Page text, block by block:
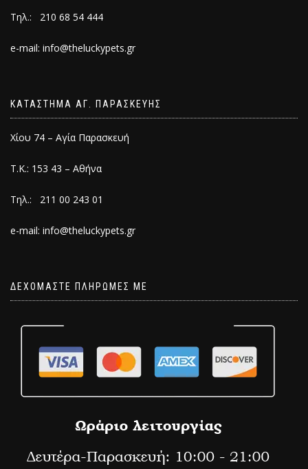
Τηλ.: 210 68 54 444
e-mail: info@theluckypets.gr
ΚΑΤΑΣΤΗΜΑ ΑΓ. ΠΑΡΑΣΚΕΥΗΣ
Χίου 74 – Αγία Παρασκευή
Τ.Κ.: 153 43 – Αθήνα
Τηλ.: 211 00 243 01
e-mail: info@theluckypets.gr
ΔΕΧΟΜΑΣΤΕ ΠΛΗΡΩΜΕΣ ΜΕ